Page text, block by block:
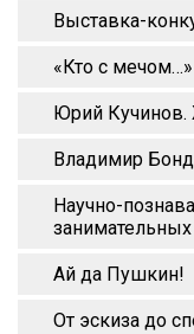
Выставка-
«Кто с мечом…»
Юрий Кучинов.
Владимир
Научно-
Ай да Пушкин!
От эскиза до